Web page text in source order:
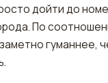
дойти до
По
гуманнее,